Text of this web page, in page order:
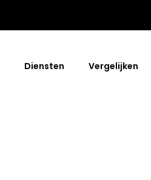
Diensten Vergelijken